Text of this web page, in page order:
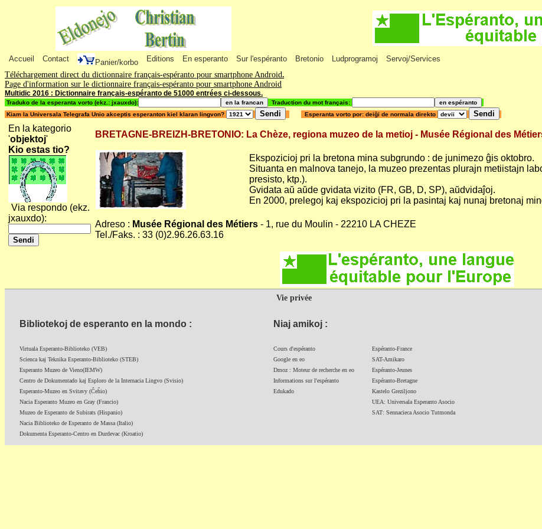
Accueil Contact Panier/korbo Editions En esperanto Sur l'espéranto Bretonio Ludprogramoj
Servoj/Services
Téléchargement direct du dictionnaire français-espéranto pour smartphone Android.
Page d'information sur le dictionnaire français-espéranto pour smartphone Android
Multidic 2016 : Dictionnaire français-espéranto de 51000 entrées ci-dessous.
Traduko de la esperanta vorto (ekz.: jxauxdo):
Traduction du mot français:
Kiam la Universala Telegrafa Unio akceptis esperanton kiel klaran lingvon?
Esperanta vorto por: deiĝi de normala direkto
En la kategorio
'objektoj'
Kio estas tio?
Via respondo (ekz.
jxauxdo):
BRETAGNE-BREIZH-BRETONIO: La Chèze, regiona muzeo de la metioj - Musée Régional des
Ekspozicioj pri la bretona mina subgrundo : de junimezo ĝis oktobro.
Situanta en malnova tanejo, la muzeo prezentas plurajn metiistajn
presisto, ktp.).
Gvidata aŭ aŭde gvidata vizito (FR, GB, D, SP), aŭdvidaĵoj.
En 2000, prelegoj kaj ekspozicioj pri la pasintaj kaj nunaj bretonaj
Adreso : Musée Régional des Métiers - 1, rue du Moulin - 22210 LA CHEZE
Tel./Faks. : 33 (0)2.96.26.63.16
Vie privée
Bibliotekoj de esperanto en la mondo :
Virtuala Esperanto-Biblioteko (VEB)
Scienca kaj Teknika Esperanto-Biblioteko (STEB)
Esperanto Muzeo de Vieno(IEMW)
Centro de Dokumentado kaj Esploro de la Internacia Lingvo (Svisio)
Esperanto-Muzeo en Svitavy (Ĉeĥio)
Nacia Esperanto Muzeo en Gray (Francio)
Muzeo de Esperanto de Subirats (Hispanio)
Nacia Biblioteko de Esperanto de Massa (Italio)
Dokumenta Esperanto-Centro en Durdevac (Kroatio)
Niaj amikoj :
Cours d'espéranto
Google en eo
Dmoz : Moteur de recherche en eo
Informations sur l'espéranto
Edukado
Espéranto-France
SAT-Amikaro
Espéranto-Jeunes
Espéranto-Bretagne
Kastelo Greziljono
UEA: Universala Esperanto Asocio
SAT: Sennacieca Asocio Tutmonda